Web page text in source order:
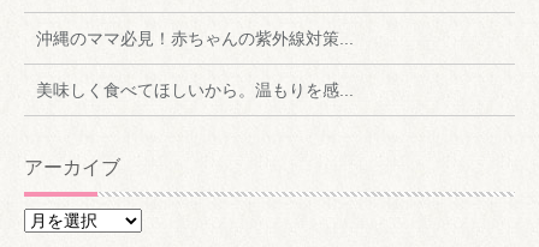
沖縄のママ必見！赤ちゃんの紫外線対策...
美味しく食べてほしいから。温もりを感...
アーカイブ
ア